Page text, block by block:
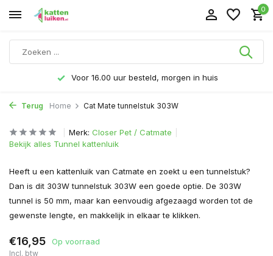
0
Voor 16.00 uur besteld, morgen in huis
Terug Home Cat Mate tunnelstuk 303W
Merk: Closer Pet / Catmate
Bekijk alles Tunnel kattenluik
Heeft u een kattenluik van Catmate en zoekt u een tunnelstuk?
Dan is dit 303W tunnelstuk 303W een goede optie. De 303W
tunnel is 50 mm, maar kan eenvoudig afgezaagd worden tot de
gewenste lengte, en makkelijk in elkaar te klikken.
€16,95 Op voorraad
Incl. btw